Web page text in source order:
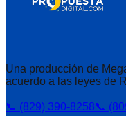
Una producción de
acuerdo a las leyes de
📞 (829) 390-8258📞